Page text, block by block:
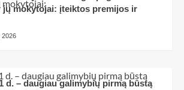
mokytojai: įteiktos premijos ir
2026
d. – daugiau galimybių pirmą būstą